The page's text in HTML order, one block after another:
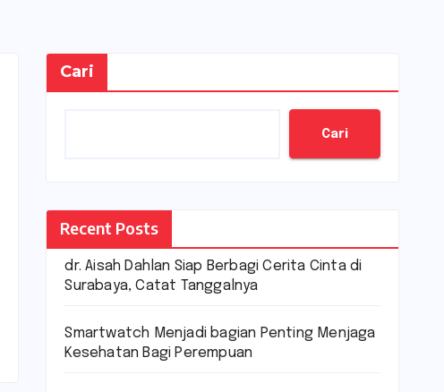
Cari
Cari
Recent Posts
dr. Aisah Dahlan Siap Berbagi Cerita Cinta di
Surabaya, Catat Tanggalnya
Smartwatch Menjadi bagian Penting Menjaga
Kesehatan Bagi Perempuan